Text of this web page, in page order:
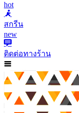
hot
สกรีน
new
ติดต่อทางร้าน